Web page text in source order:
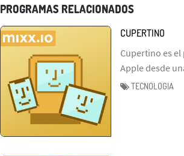
PROGRAMAS RELACIONADOS
CUPERTINO
Cupertino es
Apple desde
TECNOLOGIA